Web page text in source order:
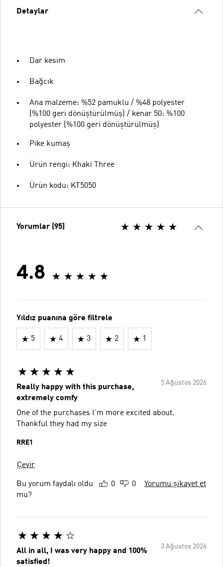
Detaylar
Dar kesim
Bağcık
Ana malzeme: %52 pamuklu / %48 polyester
(%100 geri dönüştürülmüş) / kenar 50: %100
polyester (%100 geri dönüştürülmüş)
Pike kumaş
Ürün rengi: Khaki Three
Ürün kodu: KT5050
Yorumlar (95)
4.8
Yıldız puanına göre filtrele
5 4 3 2 1
5 Ağustos 2026
Really happy with this purchase,
extremely comfy
One of the purchases I’m more excited about.
Thankful they had my size
RRE1
Çevir
Bu yorum faydalı oldu
mu?
0 0 Yorumu şikayet et
3 Ağustos 2026
All in all, I was very happy and 100%
satisfied!